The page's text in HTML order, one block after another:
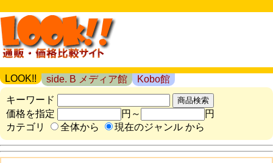
LOOK!! side. B メディア館
Kobo館
キーワード
価格を指定
円～
円
カテゴリ
全体から 現在のジャンル から